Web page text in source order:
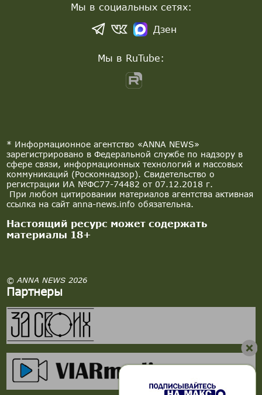
* Информационное агентство «ANNA NEWS»
зарегистрировано в Федеральной службе по надзору в
сфере связи, информационных технологий и массовых
коммуникаций (Роскомнадзор). Свидетельство о
регистрации ИА №ФС77-74482 от 07.12.2018 г.
При любом цитировании материалов агентства активная
ссылка на сайт anna-news.info обязательна.
Настоящий ресурс может содержать
материалы 18+
© ANNA NEWS 2026
Партнеры
Мы в социальных сетях:
Дзен
Мы в RuTube: